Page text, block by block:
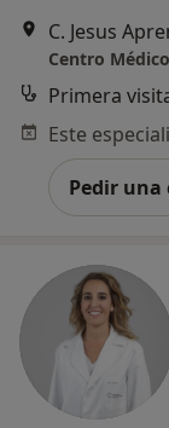
C. Jesus
Centro
Pedir una